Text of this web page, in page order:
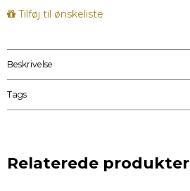
Tilføj til ønskeliste
Beskrivelse
Tags
Relaterede produkter